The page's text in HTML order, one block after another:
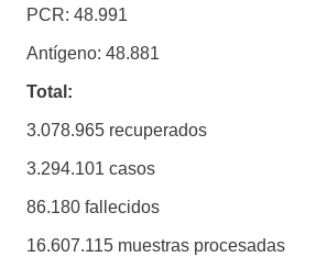
PCR: 48.991
Antígeno: 48.881
Total:
3.078.965 recuperados
3.294.101 casos
86.180 fallecidos
16.607.115 muestras procesadas